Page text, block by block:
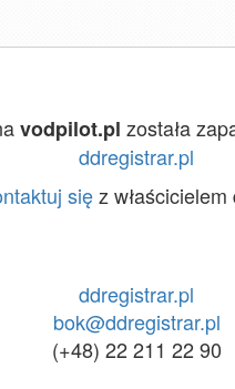
vodpilot.pl została
ddregistrar.pl
sięz
ddregistrar.pl
bok@ddregistrar.pl
(+48) 22 211 22 90